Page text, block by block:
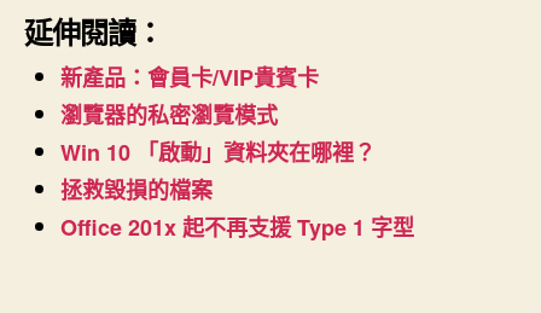
延伸閱讀：
新產品：會員卡/VIP貴賓卡
瀏覽器的私密瀏覽模式
Win 10 「啟動」資料夾在哪裡？
拯救毀損的檔案
Office 201x 起不再支援 Type 1 字型